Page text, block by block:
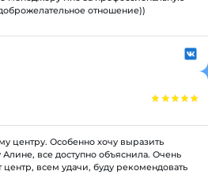
отношение))
центру. Особенно хочу выразить
все доступно объяснила. Очень
центр, всем удачи, буду рекомендовать